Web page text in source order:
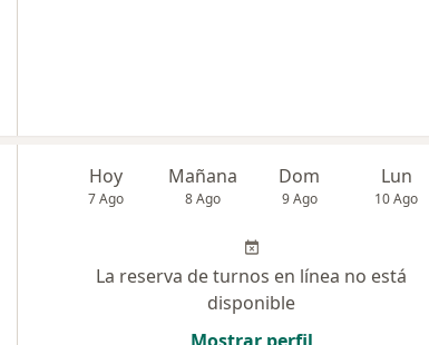
Hoy
7 Ago
Mañana
8 Ago
Dom
9 Ago
Lun
10 Ago
La reserva de turnos en línea no está
disponible